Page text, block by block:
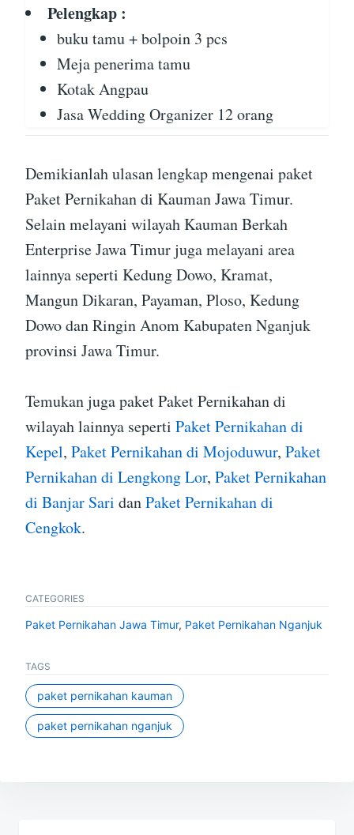
Pelengkap :
buku tamu + bolpoin 3 pcs
Meja penerima tamu
Kotak Angpau
Jasa Wedding Organizer 12 orang
Demikianlah ulasan lengkap mengenai paket
Paket Pernikahan di Kauman Jawa Timur.
Selain melayani wilayah Kauman Berkah
Enterprise Jawa Timur juga melayani area
lainnya seperti Kedung Dowo, Kramat,
Mangun Dikaran, Payaman, Ploso, Kedung
Dowo dan Ringin Anom Kabupaten Nganjuk
provinsi Jawa Timur.
Temukan juga paket Paket Pernikahan di
wilayah lainnya seperti Paket Pernikahan di
Kepel, Paket Pernikahan di Mojoduwur, Paket
Pernikahan di Lengkong Lor, Paket Pernikahan
di Banjar Sari danPaket Pernikahan di
Cengkok.
CATEGORIES
Paket Pernikahan Jawa Timur, Paket Pernikahan Nganjuk
TAGS
paket pernikahan kauman
paket pernikahan nganjuk